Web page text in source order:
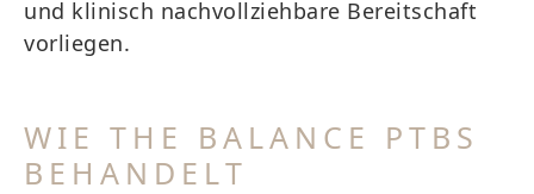
und klinisch nachvollziehbare Bereitschaft
vorliegen.
WIE THE BALANCE PTBS
BEHANDELT